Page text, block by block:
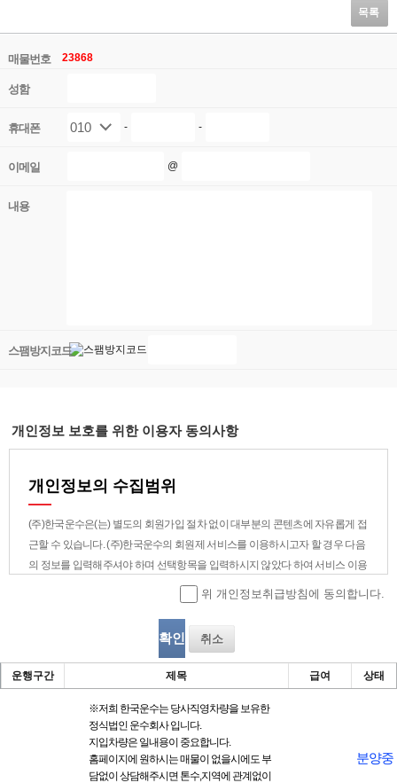
목록
매물번호 23868
성함
휴대폰 - -
이메일 @
내용
스팸방지코드
개인정보 보호를 위한 이용자 동의사항
개인정보의 수집범위
(주)한국운수은(는) 별도의 회원가입 절차 없이 대부분의 콘텐츠에 자유롭게 접
근할 수 있습니다. (주)한국운수의 회원제 서비스를 이용하시고자 할 경우 다음
의 정보를 입력해주셔야 하며 선택항목을 입력하시지 않았다 하여 서비스 이용
1) 회원 가입시 수집하는 개인정보의 범위
호, 이메일주소, 이메일 수신 여부
- 선택항목 : 회사명, 홈페이지, 닉네임
개인정보의 수집목적 및 이용목적
① (주)한국운수은(는) 회원님께 최대한으로 최적화되고 맞춤화된 서비스를 제
공하기 위하여 다음과 같은 목적으로 개인정보를 수집하고 있습니다.
위 개인정보취급방침에 동의합니다.
취소
운행구간 제목 급여 상태
※저희 한국운수는 당사직영차량을 보 유한
정식법인 운수회사 입니다.
지입차량은 일내용이 중요합니다.
홈페이지에 원하시는 매물이 없을시에도 부
담없이 상담해주시면 톤수,지역에 관계없이
분양중